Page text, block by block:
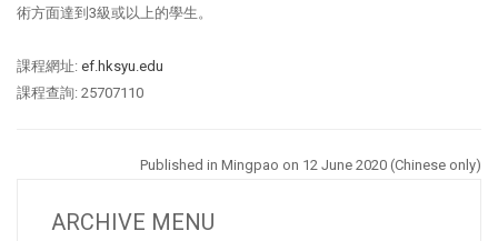
術方面達到3級或以上的學生。
課程網址: ef.hksyu.edu
課程查詢: 25707110
Published in Mingpao on 12 June 2020 (Chinese only)
ARCHIVE MENU